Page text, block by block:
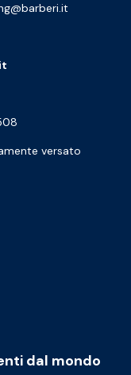
versato
dal mondo